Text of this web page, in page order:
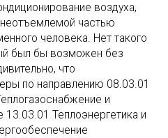
воздуха,
частью
человека. Нет такого
был бы возможен без
что
по направлению 08.03.01
и
13.03.01 Теплоэнергетика и